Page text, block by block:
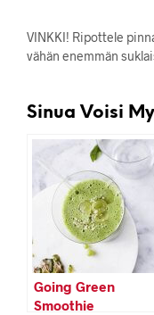
VINKKI! Ripottele
vähän enemmän
Sinua Voisi
Going Green
Smoothie